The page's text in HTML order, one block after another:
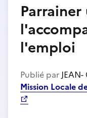
l'emploi
Publié par JEAN-
Mission Locale